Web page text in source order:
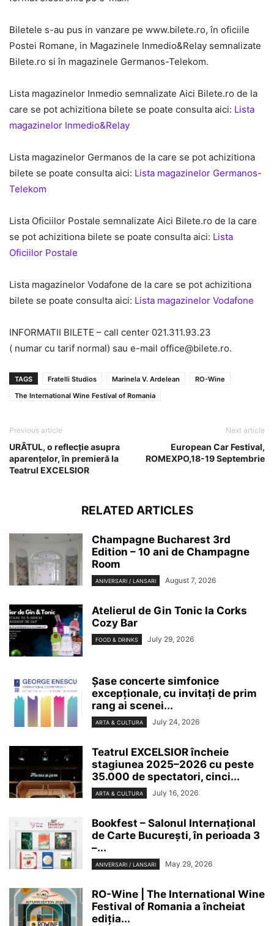
Biletele s-au pus in vanzare pe www.bilete.ro, în oficiile
Postei Romane, in Magazinele Inmedio&Relay semnalizate
Bilete.ro si în magazinele Germanos-Telekom.
Lista magazinelor Inmedio semnalizate Aici Bilete.ro de la
care se pot achizitiona bilete se poate consulta aici: Lista
magazinelor Inmedio&Relay
Lista magazinelor Germanos de la care se pot achizitiona
bilete se poate consulta aici: Lista magazinelor Germanos-
Telekom
Lista Oficiilor Postale semnalizate Aici Bilete.ro de la care
se pot achizitiona bilete se poate consulta aici: Lista
Oficiilor Postale
Lista magazinelor Vodafone de la care se pot achizitiona
bilete se poate consulta aici: Lista magazinelor Vodafone
INFORMATII BILETE – call center 021.311.93.23
( numar cu tarif normal) sau e-mail office@bilete.ro.
TAGS Fratelli Studios Marinela V. Ardelean
RO-Wine
The International Wine Festival of Romania
Previous article
URÂTUL, o reflecție asupra
aparențelor, în premieră la
Teatrul EXCELSIOR
Next article
European Car Festival,
ROMEXPO,18-19 Septembrie
RELATED ARTICLES
Champagne Bucharest 3rd
Edition – 10 ani de Champagne
Room
ANIVERSARI / LANSARI August 7, 2026
Atelierul de Gin Tonic la Corks
Cozy Bar
FOOD & DRINKS July 29, 2026
Șase concerte simfonice
excepționale, cu invitați de prim
rang ai scenei...
ARTA & CULTURA July 24, 2026
Teatrul EXCELSIOR încheie
stagiunea 2025–2026 cu peste
35.000 de spectatori, cinci...
ARTA & CULTURA July 16, 2026
Bookfest – Salonul Internațional
de Carte București, în perioada 3
–...
ANIVERSARI / LANSARI May 29, 2026
RO-Wine | The International Wine
Festival of Romania a încheiat
ediția...